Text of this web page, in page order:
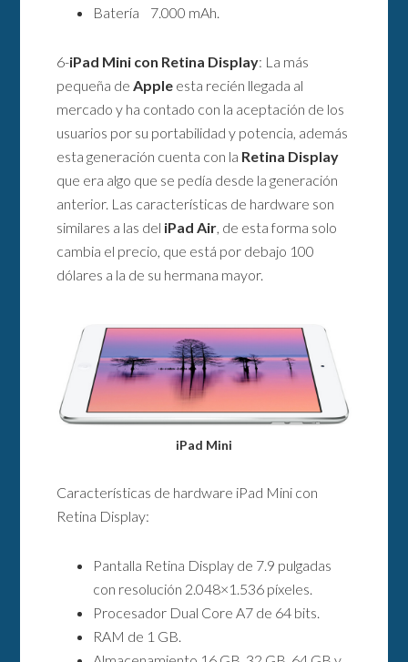
Batería 7.000 mAh.
6-iPad Mini con Retina Display: La más
pequeña deApple esta recién llegada al
mercado y ha contado con la aceptación de los
usuarios por su portabilidad y potencia, además
esta generación cuenta con la Retina Display
que era algo que se pedía desde la generación
anterior. Las características de hardware son
similares a las del iPad Air, de esta forma solo
cambia el precio, que está por debajo 100
dólares a la de su hermana mayor.
iPad Mini
Características de hardware iPad Mini con
Retina Display:
Pantalla Retina Display de 7.9 pulgadas
con resolución 2.048×1.536 píxeles.
Procesador Dual Core A7 de 64 bits.
RAM de 1 GB.